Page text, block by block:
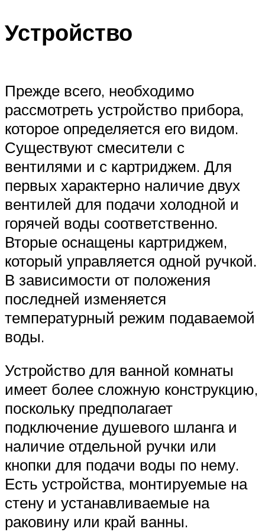
Устройство
Прежде всего, необходимо
рассмотреть устройство прибора,
которое определяется его видом.
Существуют смесители с
вентилями и с картриджем. Для
первых характерно наличие двух
вентилей для подачи холодной и
горячей воды соответственно.
Вторые оснащены картриджем,
который управляется одной ручкой.
В зависимости от положения
последней изменяется
температурный режим подаваемой
воды.
Устройство для ванной комнаты
имеет более сложную конструкцию,
поскольку предполагает
подключение душевого шланга и
наличие отдельной ручки или
кнопки для подачи воды по нему.
Есть устройства, монтируемые на
стену и устанавливаемые на
раковину или край ванны.